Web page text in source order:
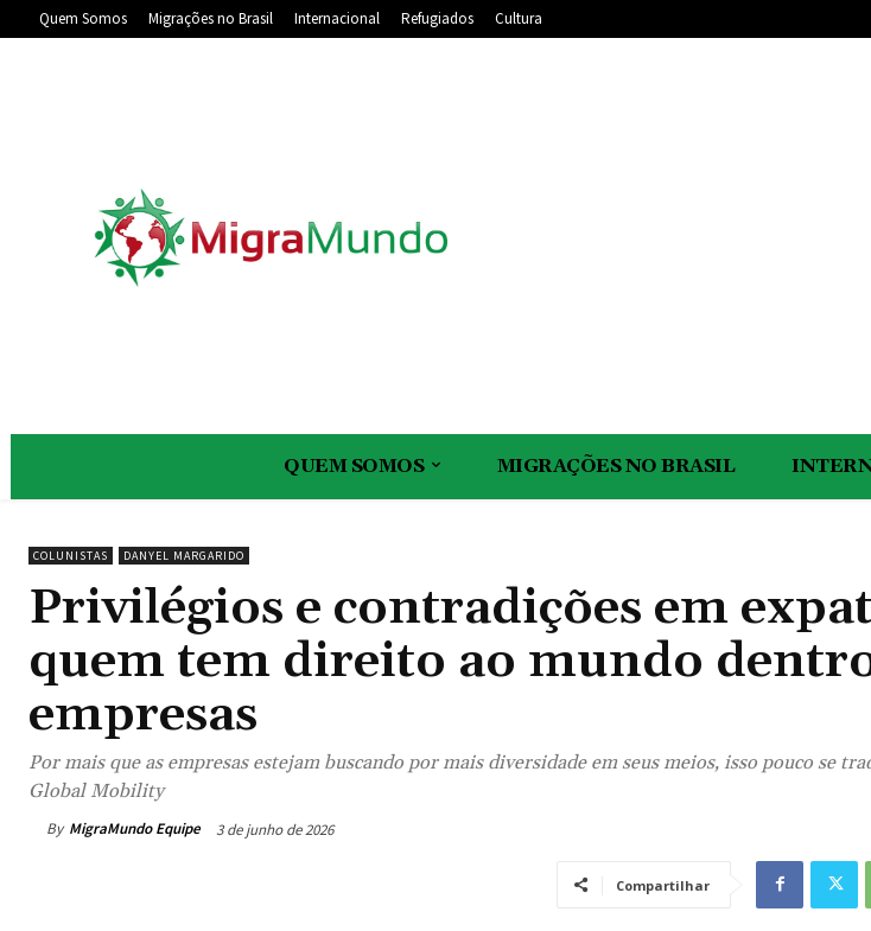
Quem Somos Migrações no Brasil Internacional Refugiados Cultura
QUEM SOMOS MIGRAÇÕES NO BRASIL
COLUNISTAS DANYEL MARGARIDO
Privilégios e contradições em
quem tem direito ao mundo
empresas
Por mais que as empresas estejam buscando por mais diversidade em seus meios, isso pouco se
Global Mobility
By MigraMundo Equipe 3 de junho de 2026
Compartilhar